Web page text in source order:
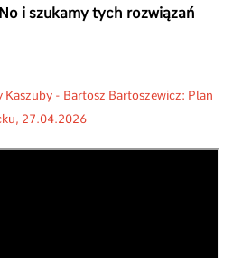
i szukamy tych rozwiązań
Kaszuby - Bartosz Bartoszewicz: Plan
27.04.2026